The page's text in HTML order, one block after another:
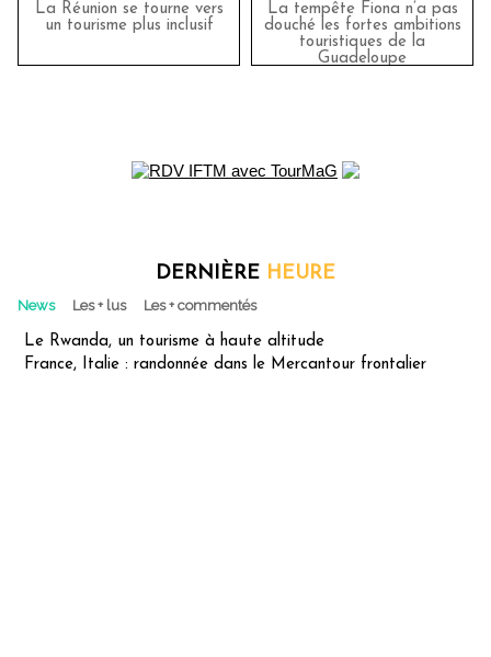
La Réunion se tourne vers
un tourisme plus inclusif
La tempête Fiona n’a pas
douché les fortes ambitions
touristiques de la
Guadeloupe
DERNIÈRE HEURE
News Les + lus Les + commentés
Le Rwanda, un tourisme à haute altitude
France, Italie : randonnée dans le Mercantour frontalier